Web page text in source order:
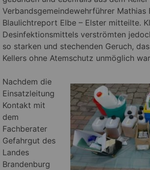
Verbandsgemeindewehrführer Mathias
Blaulichtreport Elbe – Elster mitteilte.
Desinfektionsmittels verströmten
so starken und stechenden Geruch,
Kellers ohne Atemschutz unmöglich
Nachdem die
Einsatzleitung
Kontakt mit
dem
Fachberater
Gefahrgut des
Landes
Brandenburg